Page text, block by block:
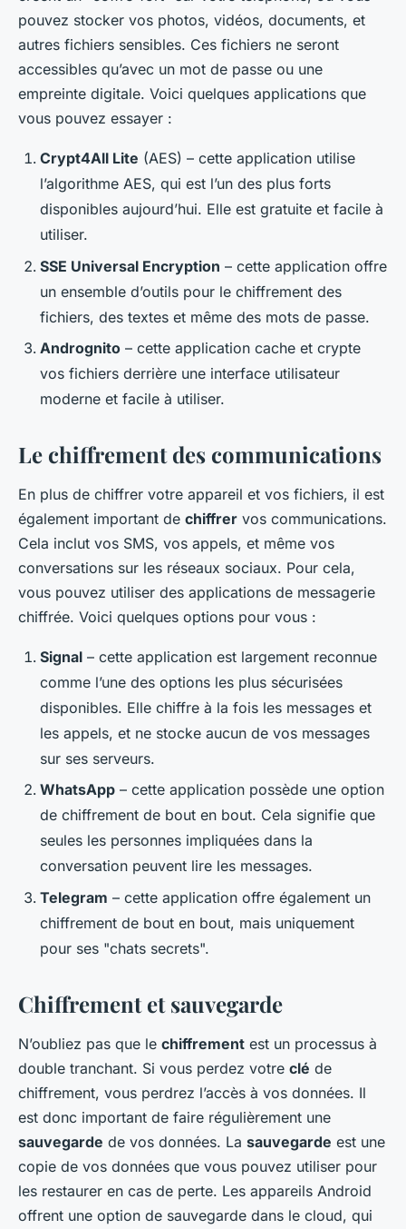
pouvez stocker vos photos, vidéos, documents, et
autres fichiers sensibles. Ces fichiers ne seront
accessibles qu’avec un mot de passe ou une
empreinte digitale. Voici quelques applications que
vous pouvez essayer :
Crypt4All Lite (AES) – cette application utilise
l’algorithme AES, qui est l’un des plus forts
disponibles aujourd’hui. Elle est gratuite et facile à
utiliser.
SSE Universal Encryption – cette application offre
un ensemble d’outils pour le chiffrement des
fichiers, des textes et même des mots de passe.
Andrognito – cette application cache et crypte
vos fichiers derrière une interface utilisateur
moderne et facile à utiliser.
Le chiffrement des communications
En plus de chiffrer votre appareil et vos fichiers, il est
également important de chiffrer vos communications.
Cela inclut vos SMS, vos appels, et même vos
conversations sur les réseaux sociaux. Pour cela,
vous pouvez utiliser des applications de messagerie
chiffrée. Voici quelques options pour vous :
Signal – cette application est largement reconnue
comme l’une des options les plus sécurisées
disponibles. Elle chiffre à la fois les messages et
les appels, et ne stocke aucun de vos messages
sur ses serveurs.
WhatsApp – cette application possède une option
de chiffrement de bout en bout. Cela signifie que
seules les personnes impliquées dans la
conversation peuvent lire les messages.
Telegram – cette application offre également un
chiffrement de bout en bout, mais uniquement
pour ses "chats secrets".
Chiffrement et sauvegarde
N’oubliez pas que le chiffrement est un processus à
double tranchant. Si vous perdez votre clé de
chiffrement, vous perdrez l’accès à vos données. Il
est donc important de faire régulièrement une
sauvegarde de vos données. La sauvegarde est une
copie de vos données que vous pouvez utiliser pour
les restaurer en cas de perte. Les appareils Android
offrent une option de sauvegarde dans le cloud, qui